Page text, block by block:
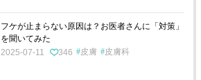
フケが止まらない原因は？お医者さんに「対策」
を聞いてみた
2025-07-11
346 皮膚 皮膚科